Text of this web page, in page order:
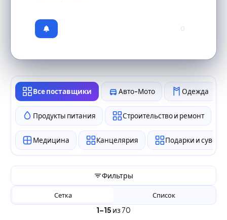
0
Все поставщики Авто-Мото Одежда
Продукты питания Строительство и ремонт
Медицина Канцелярия Подарки и
Фильтры
1–15 из 70
Сетка Список